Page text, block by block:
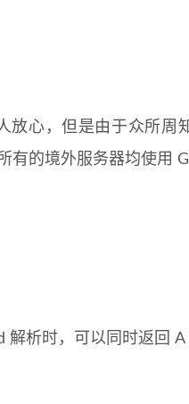
心，但是由于众所周
的境外服务器均使用
时，可以同时返回 A